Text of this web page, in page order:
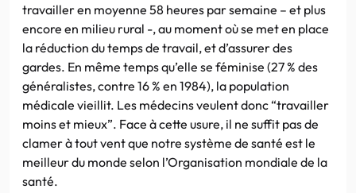
travailler en moyenne 58 heures par semaine – et plus
encore en milieu rural -, au moment où se met en place
la réduction du temps de travail, et d’assurer des
gardes. En même temps qu’elle se féminise (27 % des
généralistes, contre 16 % en 1984), la population
médicale vieillit. Les médecins veulent donc “travailler
moins et mieux”. Face à cette usure, il ne suffit pas de
clamer à tout vent que notre système de santé est le
meilleur du monde selon l’Organisation mondiale de la
santé.